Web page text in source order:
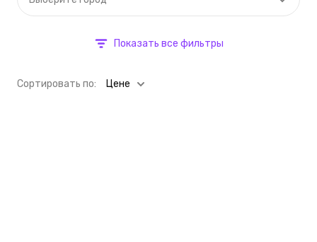
Показать все фильтры
Cортировать по: Цене